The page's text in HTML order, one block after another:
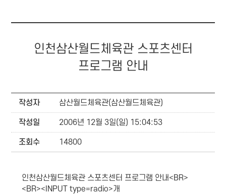
인천삼산월드체육관 스포츠센터
프로그램 안내
작성자 삼산월드체육관(삼산월드체육관)
작성일 2006년 12월 3일(일) 15:04:53
조회수 14800
인천삼산월드체육관 스포츠센터 프로그램 안내<BR>
<BR><INPUT type=radio>개